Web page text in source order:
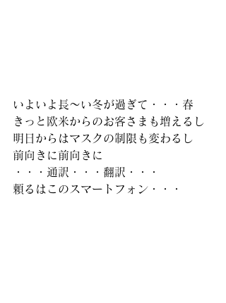
いよいよ長～い冬が過ぎて・・・春
きっと欧米からのお客さまも増えるし
明日からはマスクの制限も変わるし
前向きに前向きに
・・・通訳・・・翻訳・・・
頼るはこのスマートフォン・・・